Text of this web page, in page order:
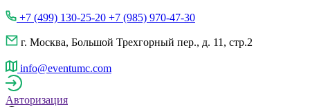
+7 (499) 130-25-20 +7 (985) 970-47-30
г. Москва, Большой Трехгорный пер., д. 11, стр.2
info@eventumc.com
Авторизация